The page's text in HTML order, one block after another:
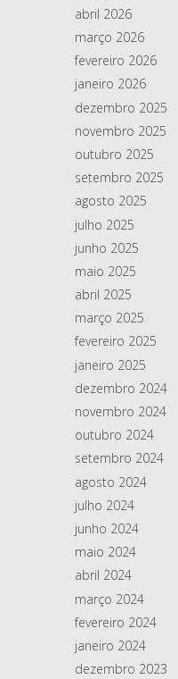
abril 2026
março 2026
fevereiro 2026
janeiro 2026
dezembro 2025
novembro 2025
outubro 2025
setembro 2025
agosto 2025
julho 2025
junho 2025
maio 2025
abril 2025
março 2025
fevereiro 2025
janeiro 2025
dezembro 2024
novembro 2024
outubro 2024
setembro 2024
agosto 2024
julho 2024
junho 2024
maio 2024
abril 2024
março 2024
fevereiro 2024
janeiro 2024
dezembro 2023